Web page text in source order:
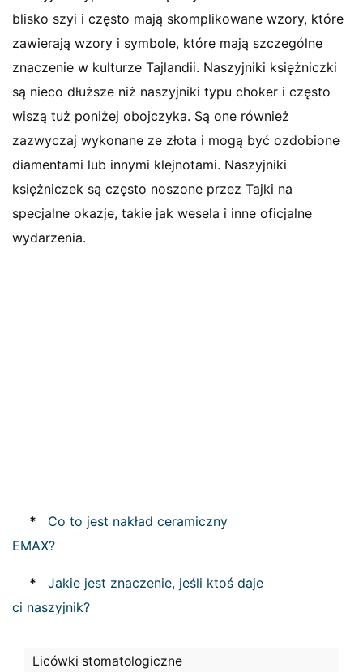
blisko szyi i często mają skomplikowane wzory, które
zawierają wzory i symbole, które mają szczególne
znaczenie w kulturze Tajlandii. Naszyjniki księżniczki
są nieco dłuższe niż naszyjniki typu choker i często
wiszą tuż poniżej obojczyka. Są one również
zazwyczaj wykonane ze złota i mogą być ozdobione
diamentami lub innymi klejnotami. Naszyjniki
księżniczek są często noszone przez Tajki na
specjalne okazje, takie jak wesela i inne oficjalne
wydarzenia.
*
Co to jest nakład ceramiczny
EMAX?
*
Jakie jest znaczenie, jeśli ktoś daje
ci naszyjnik?
Licówki stomatologiczne